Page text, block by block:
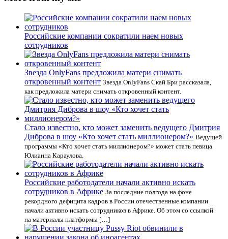
Российские компании сократили наем новых
сотрудников
Звезда OnlyFans предложила матери снимать
откровенный контент Звезда OnlyFans Скай Бри рассказала,
как предложила матери снимать откровенный контент.
Стало известно, кто может заменить ведущего Дмитрия
Диброва в шоу «Кто хочет стать миллионером?» Ведущей
программы «Кто хочет стать миллионером?» может стать певица
Юлианна Караулова.
Российские работодатели начали активно искать
сотрудников в Африке За последние полгода на фоне
рекордного дефицита кадров в России отечественные компании
начали активно искать сотрудников в Африке. Об этом со ссылкой
на материалы платформы […]